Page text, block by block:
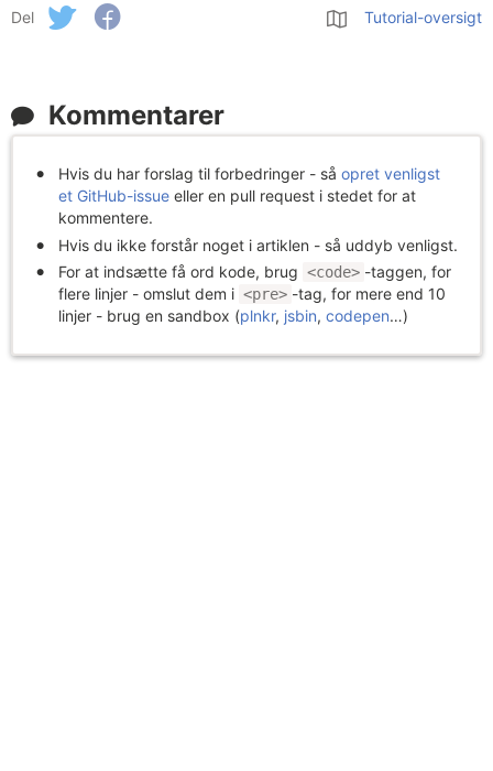
Del Tutorial-oversigt
Kommentarer
Hvis du har forslag til forbedringer - så opret venligst
et GitHub-issue eller en pull request i stedet for at
kommentere.
Hvis du ikke forstår noget i artiklen - så uddyb venligst.
For at indsætte få ord kode, brug <code> -taggen, for
flere linjer - omslut dem i <pre> -tag, for mere end 10
linjer - brug en sandbox (plnkr, jsbin, codepen…)